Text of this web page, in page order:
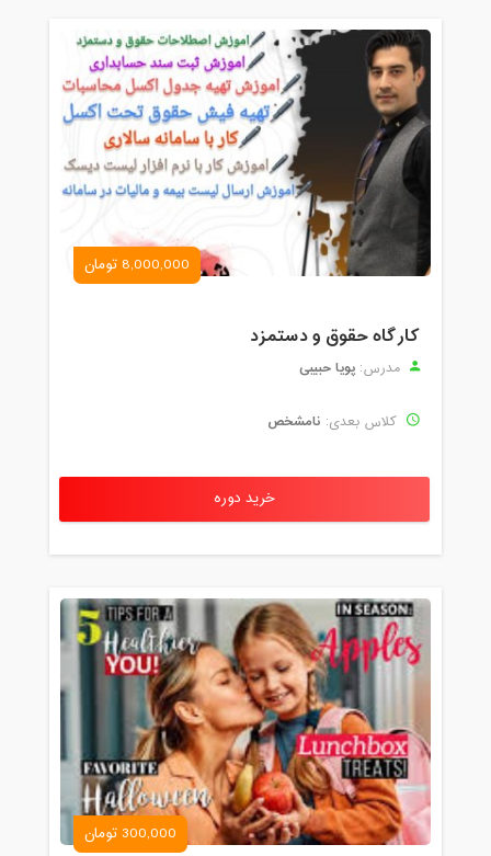
8,000,000 تومان
کارگاه حقوق و دستمزد
مدرس: پویا حبیبی
کلاس بعدی: نامشخص
خرید دوره
300,000 تومان